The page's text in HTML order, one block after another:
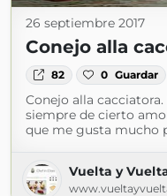
26 septiembre 2017
Conejo alla
82 0 Guardar
Conejo alla
siempre de cierto
que me gusta mucho
Vuelta y